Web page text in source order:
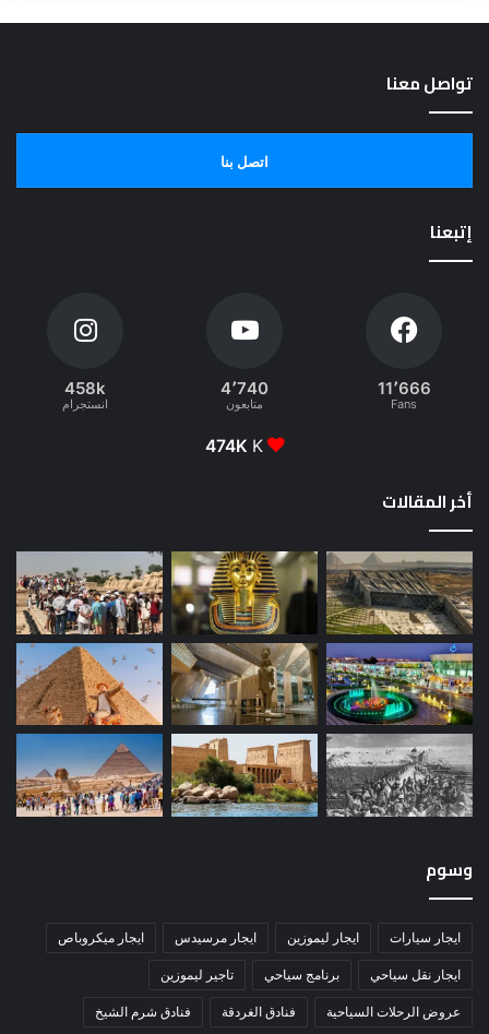
تواصل معنا
اتصل بنا
إتبعنا
11٬666
Fans
4٬740
متابعون
458k
انستجرام
474K K
أخر المقالات
وسوم
ايجار سيارات ايجار ليموزين ايجار مرسيدس ايجار ميكروباص
ايجار نقل سياحي برنامج سياحي تاجير ليموزين
عروض الرحلات السياحية فنادق الغردقة فنادق شرم الشيخ